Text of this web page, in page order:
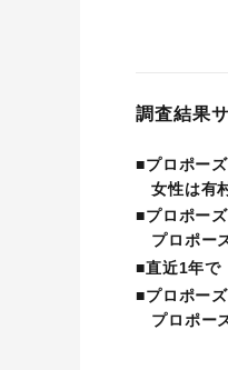
調査結果
■プロポー
女性は有
■プロポー
プロポー
■直近1年で
■プロポー
プロポー